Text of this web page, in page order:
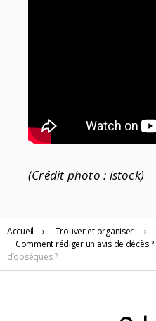
(Crédit photo : istock)
Accueil › Trouveret organiser ›
Comment rédiger un avis de décès ?
d’obsèques ?